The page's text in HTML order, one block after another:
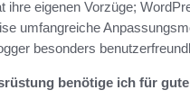
ihre eigenen Vorzüge;
umfangreiche
besonders
benötige ich für